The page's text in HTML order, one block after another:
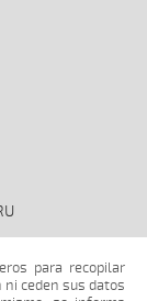
para recopilar
ceden sus datos